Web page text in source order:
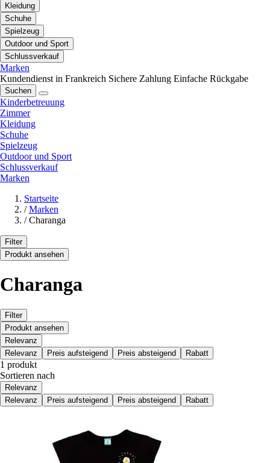
Kleidung
Schuhe
Spielzeug
Outdoor und Sport
Schlussverkauf
Marken
Kundendienst in Frankreich Sichere Zahlung Einfache Rückgabe
Suchen
Kinderbetreuung
Zimmer
Kleidung
Schuhe
Spielzeug
Outdoor und Sport
Schlussverkauf
Marken
Startseite
/ Marken
/ Charanga
Filter
Produkt ansehen
Charanga
Filter
Produkt ansehen
Relevanz
Relevanz
Preis aufsteigend Preis absteigend Rabatt
1 produkt
Sortieren nach
Relevanz
Relevanz
Preis aufsteigend Preis absteigend Rabatt